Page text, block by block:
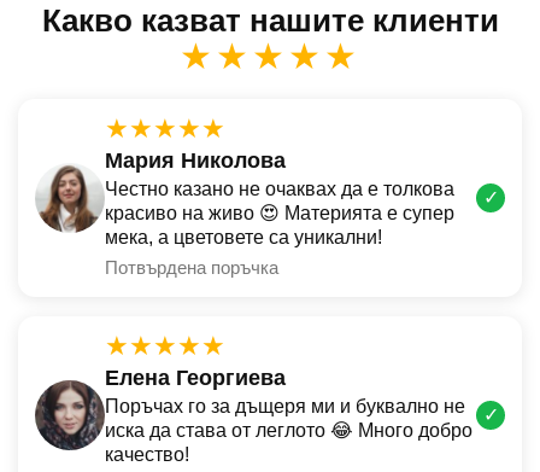
Какво казват нашите клиенти
★★★★★
★★★★★
Мария Николова
Честно казано не очаквах да е толкова
красиво на живо 😍 Материята е супер
мека, а цветовете са уникални!
Потвърдена поръчка
✓
★★★★★
Елена Георгиева
Поръчах го за дъщеря ми и буквално не
иска да става от леглото 😂 Много добро
качество!
✓